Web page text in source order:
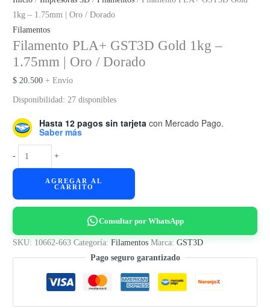
1kg – 1.75mm | Oro / Dorado
Filamentos
Filamento PLA+ GST3D Gold 1kg –
1.75mm | Oro / Dorado
$ 20.500 + Envío
Disponibilidad: 27 disponibles
Hasta 12 pagos sin tarjeta con Mercado Pago.
Saber más
-
Filamento
PLA+
1.75mm
|
+
AGREGAR AL
CARRITO
Consultar por WhatsApp
SKU: 10662-663 Categoría:Filamentos Marca:GST3D
Pago seguro garantizado